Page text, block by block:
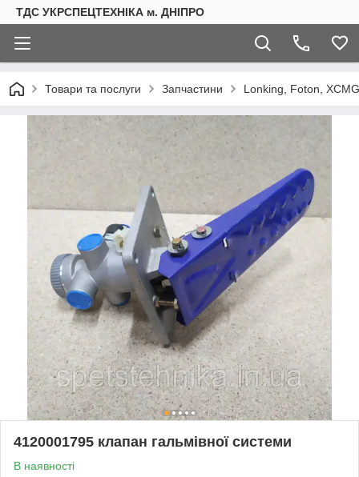
ТДС УКРСПЕЦТЕХНІКА м. ДНІПРО
Товари та послуги Запчастини Lonking, Foton,
4120001795 клапан гальмівної системи
В наявності